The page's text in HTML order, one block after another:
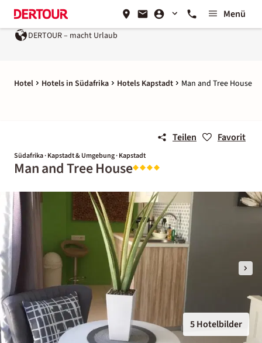
Menü
DERTOUR – macht Urlaub
Hotel Hotels in Südafrika Hotels Kapstadt Man and Tree House
Teilen Favorit
Südafrika · Kapstadt & Umgebung · Kapstadt
Man and Tree House
5 Hotelbilder